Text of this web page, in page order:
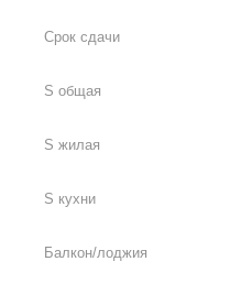
Срок сдачи
S общая
S жилая
S кухни
Балкон/лоджия